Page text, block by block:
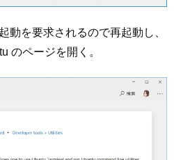
動を要求されるので再起動し、
のページを開く。